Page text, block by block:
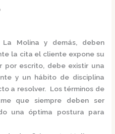
La Molinay demás, deben
la cita el cliente expone su
por escrito, debe existir una
y un hábito de disciplina
a resolver. Los términos de
que siempre deben ser
una óptima postura para